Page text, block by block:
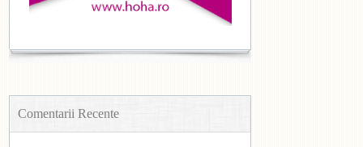
Comentarii Recente